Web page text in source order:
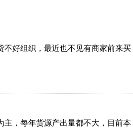
不好组织，最近也不见有商家前来买
主，每年货源产出量都不大，目前本